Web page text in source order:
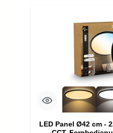
LED Panel Ø42 cm -